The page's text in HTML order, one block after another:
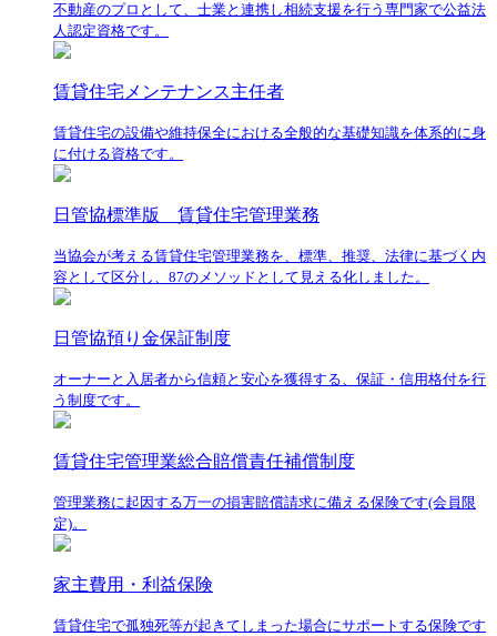
不動産のプロとして、士業と連携し相続支援を行う専門家で公益法
人認定資格です。
賃貸住宅メンテナンス主任者
賃貸住宅の設備や維持保全における全般的な基礎知識を体系的に身
に付ける資格です。
日管協標準版 賃貸住宅管理業務
当協会が考える賃貸住宅管理業務を、標準、推奨、法律に基づく内
容として区分し、87のメソッドとして見える化しました。
日管協預り金保証制度
オーナーと入居者から信頼と安心を獲得する、保証・信用格付を行
う制度です。
賃貸住宅管理業総合賠償責任補償制度
管理業務に起因する万一の損害賠償請求に備える保険です(会員限
定)。
家主費用・利益保険
賃貸住宅で孤独死等が起きてしまった場合にサポートする保険です